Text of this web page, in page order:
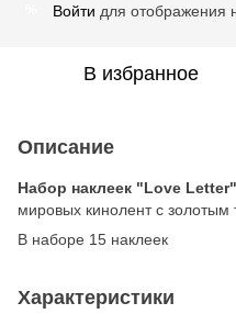
Войти для отображения
В избранное
Описание
Набор наклеек "Love Letter"
мировых кинолент с золотым
В наборе 15 наклеек
Характеристики